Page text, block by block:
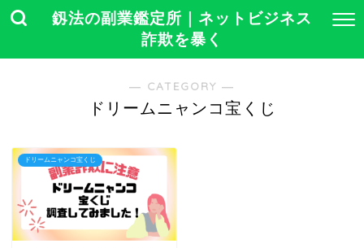
釼法の副業鑑定所｜ネットビジネス
詐欺を暴く
― CATEGORY ―
ドリームニャンコ宝くじ
ドリームニャンコ宝くじ